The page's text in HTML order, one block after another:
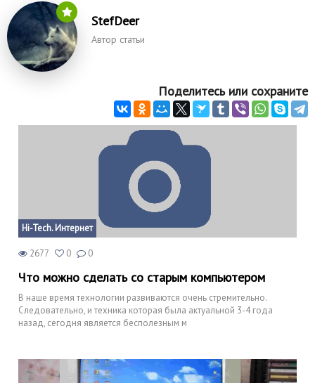
StefDeer
Автор статьи
Поделитесь или сохраните
Hi-Tech. Интернет
2677 0 0
Что можно сделать со старым компьютером
В наше время технологии развиваются очень стремительно.
Следовательно, и техника которая была актуальной 3-4 года
назад, сегодня является бесполезным м